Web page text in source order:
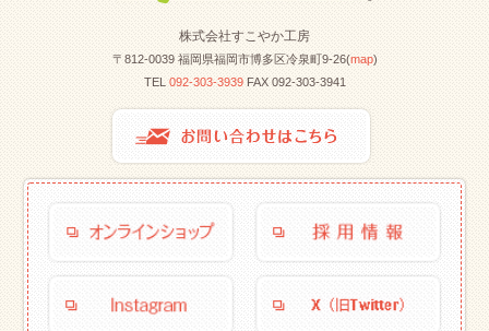
株式会社すこやか工房
〒812-0039 福岡県福岡市博多区冷泉町9-26(map)
TEL 092-303-3939FAX 092-303-3941